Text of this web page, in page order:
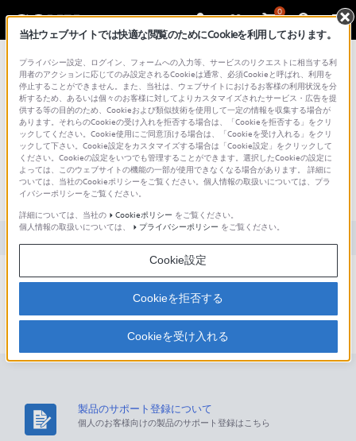
0
総合サポート・お問い合わせ
文書番号 : S1310100055585 / 最終更新日 : 2025/03/11
外部記録装置として接続可能なUSBハー
ドディスクはどのような機種がありま
すか？
「HVOシリーズ 動作確認済周辺機器・メディア」をご覧ください。
製品のサポート登録について
個人のお客様向けの製品のサポート登録はこちら
当社ウェブサイトでは快適な閲覧のためにCookieを利用しております。
プライバシー設定、ログイン、フォームへの入力等、サービスのリクエストに相当する利
用者のアクションに応じてのみ設定されるCookieは通常、必須Cookieと呼ばれ、利用を
停止することができません。また、当社は、ウェブサイトにおけるお客様の利用状況を分
析するため、あるいは個々のお客様に対してよりカスタマイズされたサービス・広告を提
供する等の目的のため、Cookieおよび類似技術を使用して一定の情報を収集する場合が
あります。それらのCookieの受け入れを拒否する場合は、「Cookieを拒否する」をクリ
ックしてください。Cookie使用にご同意頂ける場合は、「Cookieを受け入れる」をクリ
ックして下さい。Cookie設定をカスタマイズする場合は「Cookie設定」をクリックして
ください。Cookieの設定をいつでも管理することができます。選択したCookieの設定に
よっては、このウェブサイトの機能の一部が使用できなくなる場合があります。 詳細に
ついては、当社のCookieポリシーをご覧ください。個人情報の取扱いについては、プラ
イバシーポリシーをご覧ください。
詳細については、当社の
Cookieポリシー をご覧ください。
個人情報の取扱いについては、
プライバシーポリシー をご覧ください。
Cookie設定
Cookieを拒否する
Cookieを受け入れる